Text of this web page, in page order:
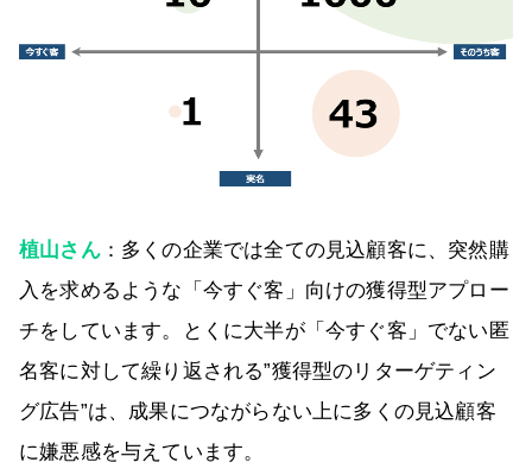
植山さん：多くの企業では全ての見込顧客に、突然購
入を求めるような「今すぐ客」向けの獲得型アプロー
チをしています。とくに大半が「今すぐ客」でない匿
名客に対して繰り返される”獲得型のリターゲティン
グ広告”は、成果につながらない上に多くの見込顧客
に嫌悪感を与えています。